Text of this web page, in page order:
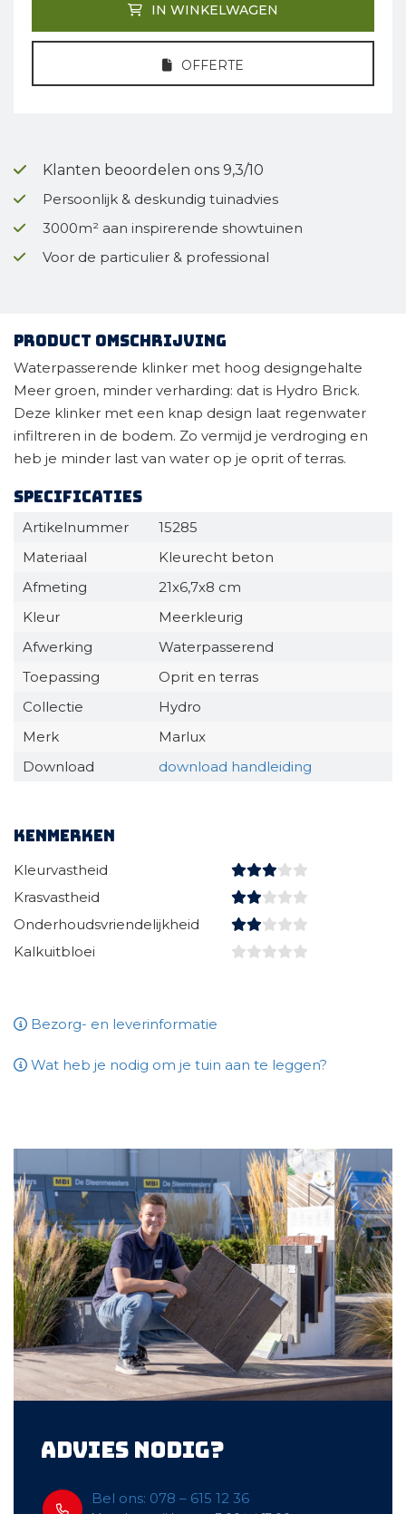
IN WINKELWAGEN
OFFERTE
Klanten beoordelen ons 9,3/10
Persoonlijk & deskundig tuinadvies
3000m² aan inspirerende showtuinen
Voor de particulier & professional
Product omschrijving
Waterpasserende klinker met hoog designgehalte
Meer groen, minder verharding: dat is Hydro Brick.
Deze klinker met een knap design laat regenwater
infiltreren in de bodem. Zo vermijd je verdroging en
heb je minder last van water op je oprit of terras.
Specificaties
Artikelnummer
15285
Materiaal
Kleurecht beton
Afmeting
21x6,7x8 cm
Kleur
Meerkleurig
Afwerking
Waterpasserend
Toepassing
Oprit en terras
Collectie
Hydro
Merk
Marlux
Download
download handleiding
Kenmerken
Kleurvastheid
Krasvastheid
Onderhoudsvriendelijkheid
Kalkuitbloei
Bezorg- en leverinformatie
Wat heb je nodig om je tuin aan te leggen?
Advies nodig?
Bel ons: 078 – 615 12 36